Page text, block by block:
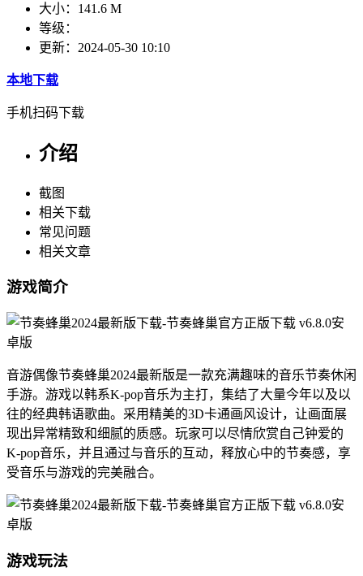
大小： 141.6 M
等级：
更新： 2024-05-30 10:10
本地下载
手机扫码下载
介绍
截图
相关下载
常见问题
相关文章
游戏简介
音游偶像节奏蜂巢2024最新版是一款充满趣味的音乐节奏休闲
手游。游戏以韩系K-pop音乐为主打，集结了大量今年以及以
往的经典韩语歌曲。采用精美的3D卡通画风设计，让画面展
现出异常精致和细腻的质感。玩家可以尽情欣赏自己钟爱的
K-pop音乐，并且通过与音乐的互动，释放心中的节奏感，享
受音乐与游戏的完美融合。
游戏玩法